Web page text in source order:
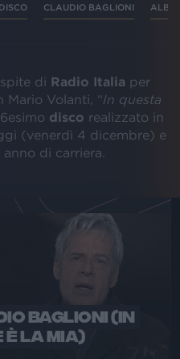
DISCO CLAUDIO BAGLIONI
di Radio Italia per
Mario Volanti, “In questa
disco realizzato in
(venerdì 4 dicembre) e
di carriera.
BAGLIONI (IN
È LA MIA)